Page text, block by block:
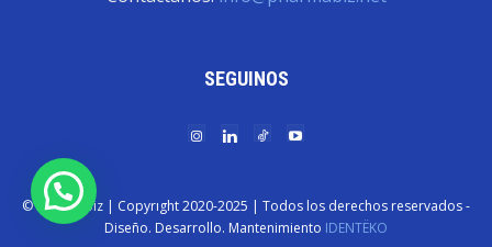
SEGUINOS
© Pharmabiz | Copyrıght 2020-2025 | Todos los derechos reservados -
Diseño. Desarrollo. Mantenimiento IDENTËKO